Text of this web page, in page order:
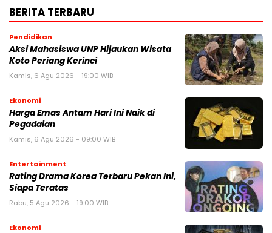
BERITA TERBARU
Pendidikan
Aksi Mahasiswa UNP Hijaukan Wisata
Koto Periang Kerinci
Kamis, 6 Agu 2026 - 19:00 WIB
Ekonomi
Harga Emas Antam Hari Ini Naik di
Pegadaian
Kamis, 6 Agu 2026 - 09:00 WIB
Entertainment
Rating Drama Korea Terbaru Pekan Ini,
Siapa Teratas
Rabu, 5 Agu 2026 - 19:00 WIB
Ekonomi